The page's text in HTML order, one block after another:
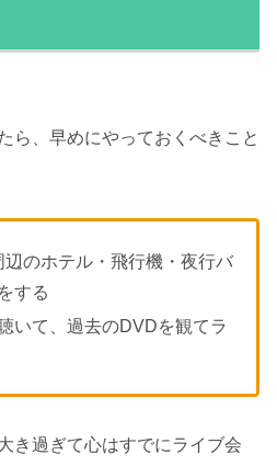
ら、早めにやっておくべきこと
のホテル・飛行機・夜行バ
する
いて、過去のDVDを観てラ
き過ぎて心はすでにライブ会